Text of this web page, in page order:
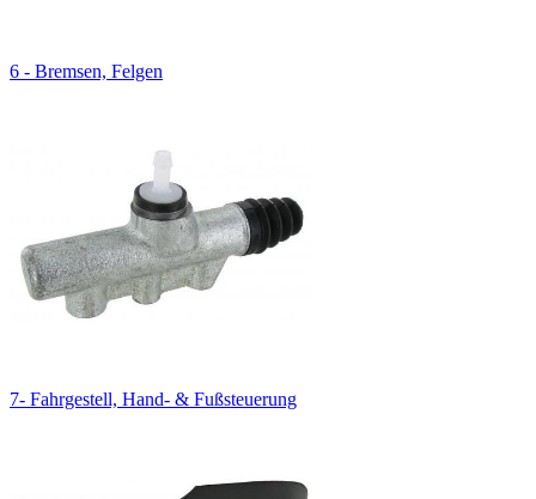
6 - Bremsen, Felgen
7- Fahrgestell, Hand- & Fußsteuerung